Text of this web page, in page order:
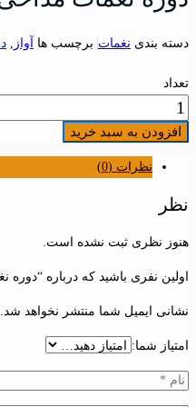
دسته بندی نغمات برچسب ها آواز
تعداد
تعداد
دوره
نغمات
مداحی2-
افزودن به سبد خرید
نظرات (0)
نظر
هنوز نظری ثبت نشده است.
اولین نفری باشید که درباره “دوره نغمات
نشانی ایمیل شما منتشر نخواهد شد.
امتیاز شما: